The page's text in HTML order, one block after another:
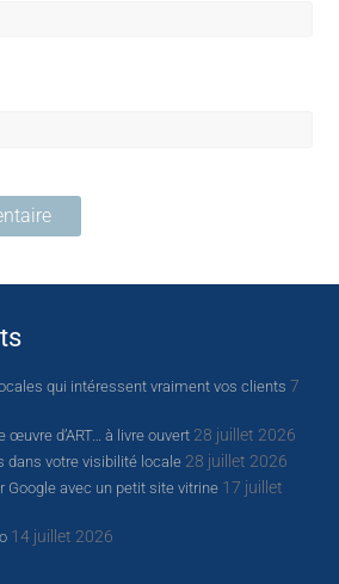
qui intéressent vraiment vos clients 7
œuvre d’ART… à livre ouvert 28 juillet 2026
dans votre visibilité locale 28 juillet 2026
Google avec un petit site vitrine 17 juillet
14 juillet 2026